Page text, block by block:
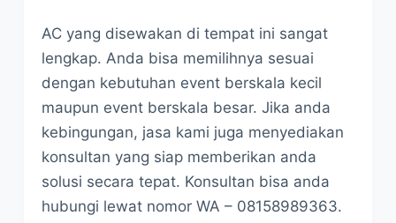
AC yang disewakan di tempat ini sangat
lengkap. Anda bisa memilihnya sesuai
dengan kebutuhan event berskala kecil
maupun event berskala besar. Jika anda
kebingungan, jasa kami juga menyediakan
konsultan yang siap memberikan anda
solusi secara tepat. Konsultan bisa anda
hubungi lewat nomor WA – 08158989363.